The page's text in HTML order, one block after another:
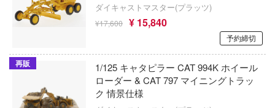
ダイキャストマスター(プラッツ)
¥17,600 ¥ 15,840
予約締切
再販
1/125 キャタピラー CAT 994K ホイール
ローダー & CAT 797 マイニングトラッ
ク 情景仕様
ピクミン
ひぐらしのなく頃に
彼岸島
株式会社クラチ
グッドスマイルアーツ上海
グレートウォールホビー
クリアープロップ!(ビーバーコーポレー
明 ピカちんキット